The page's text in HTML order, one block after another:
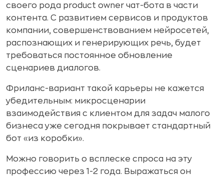
своего рода product owner чат-бота в части
контента. С развитием сервисов и продуктов
компании, совершенствованием нейросетей,
распознающих и генерирующих речь, будет
требоваться постоянное обновление
сценариев диалогов.
Фриланс-вариант такой карьеры не кажется
убедительным: микросценарии
взаимодействия с клиентом для задач малого
бизнеса уже сегодня покрывает стандартный
бот «из коробки».
Можно говорить о всплеске спроса на эту
профессию через 1-2 года. Выражаться он